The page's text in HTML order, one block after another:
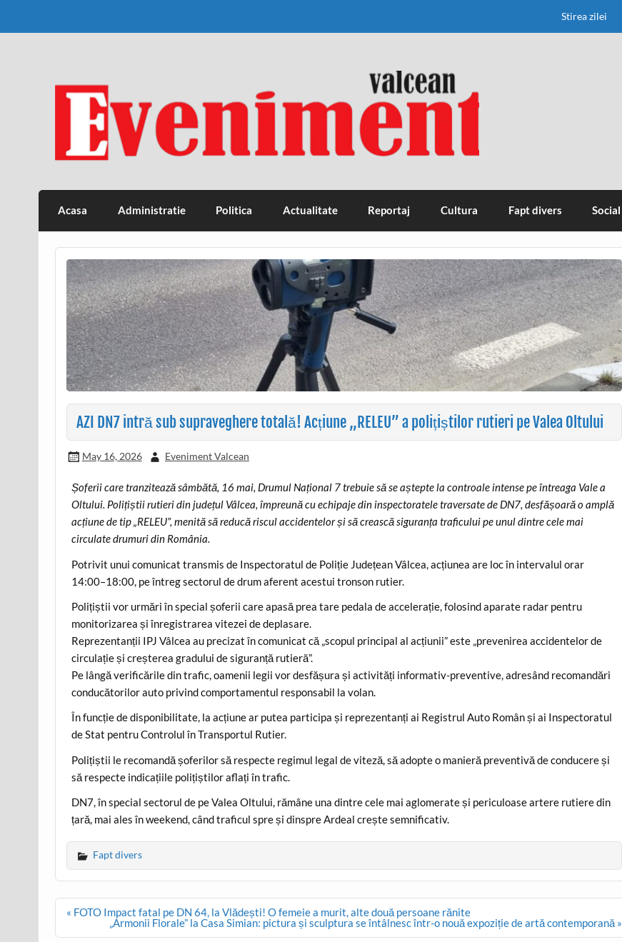
Stirea zilei
Eveniment Valcean
Acasa Administratie Politica Actualitate Reportaj Cultura Fapt divers Social
AZI DN7 intră sub supraveghere totală! Acțiune „RELEU” a polițiștilor rutieri pe Valea Oltului
May 16, 2026 Eveniment Valcean
Șoferii care tranzitează sâmbătă, 16 mai, Drumul Național 7 trebuie să se aștepte la controale intense pe întreaga Vale a
Oltului. Polițiștii rutieri din județul Vâlcea, împreună cu echipaje din inspectoratele traversate de DN7, desfășoară o amplă
acțiune de tip „RELEU”, menită să reducă riscul accidentelor și să crească siguranța traficului pe unul dintre cele mai
circulate drumuri din România.
Potrivit unui comunicat transmis de Inspectoratul de Poliție Județean Vâlcea, acțiunea are loc în intervalul orar
14:00–18:00, pe întreg sectorul de drum aferent acestui tronson rutier.
Polițiștii vor urmări în special șoferii care apasă prea tare pedala de accelerație, folosind aparate radar pentru
monitorizarea și înregistrarea vitezei de deplasare.
Reprezentanții IPJ Vâlcea au precizat în comunicat că „scopul principal al acțiunii” este „prevenirea accidentelor de
circulație și creșterea gradului de siguranță rutieră”.
Pe lângă verificările din trafic, oamenii legii vor desfășura și activități informativ-preventive, adresând recomandări
conducătorilor auto privind comportamentul responsabil la volan.
În funcție de disponibilitate, la acțiune ar putea participa și reprezentanți ai Registrul Auto Român și ai Inspectoratul
de Stat pentru Controlul în Transportul Rutier.
Polițiștii le recomandă șoferilor să respecte regimul legal de viteză, să adopte o manieră preventivă de conducere și
să respecte indicațiile polițiștilor aflați în trafic.
DN7, în special sectorul de pe Valea Oltului, rămâne una dintre cele mai aglomerate și periculoase artere rutiere din
țară, mai ales în weekend, când traficul spre și dinspre Ardeal crește semnificativ.
Fapt divers
Post
navigation
« FOTO Impact fatal pe DN 64, la Vlădești! O femeie a murit, alte două persoane rănite
„Armonii Florale” la Casa Simian: pictura și sculptura se întâlnesc într-o nouă expoziție de artă contemporană »